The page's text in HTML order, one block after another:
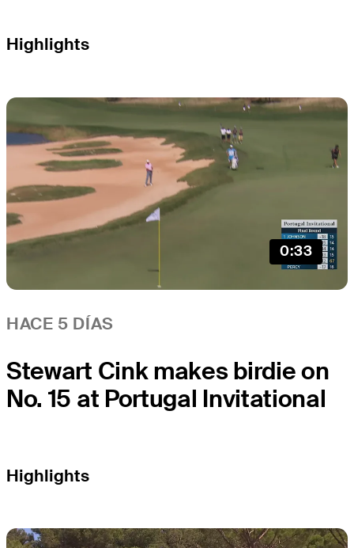
Highlights
0:33
HACE 5 DÍAS
Stewart Cink makes birdie on
No. 15 at Portugal Invitational
Highlights